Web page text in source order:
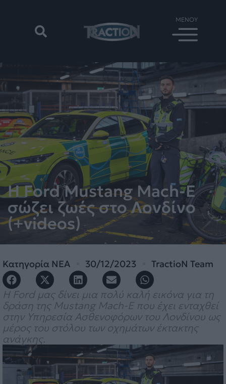
H Ford Mustang Mach-E
σώζει ζωές στο Λονδίνο
(+videos)
Κατηγορία ΝΕΑ 30/12/2023 TractioN Team
Η Ford μας δίνει μια πολύ καλή εικόνα για τη
δράση της Mustang Mach-E που έχει ενταχθεί
στην Υπηρεσία Ασθενοφόρων του Λονδίνου ως
μέρος του στόλου των οχημάτων έκτακτης
ανάγκης.